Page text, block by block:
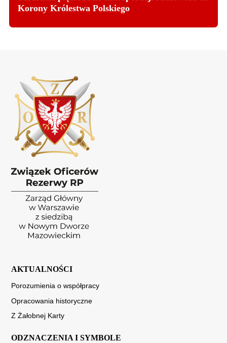
Korony Królestwa Polskiego
AKTUALNOŚCI
Porozumienia o współpracy
Opracowania historyczne
Z Żałobnej Karty
ODZNACZENIA I SYMBOLE